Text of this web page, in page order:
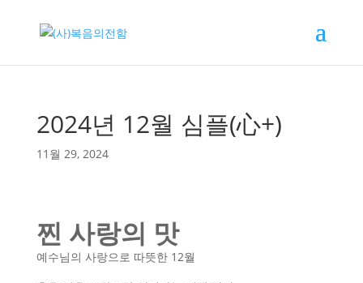
2024년 12월 심플(心+)
11월 29, 2024
찐 사랑의 맛
예수님의 사랑으로 따뜻한 12월